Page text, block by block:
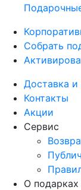
Собрать
Доставка и
Контакты
Акции
Сервис
О подарках